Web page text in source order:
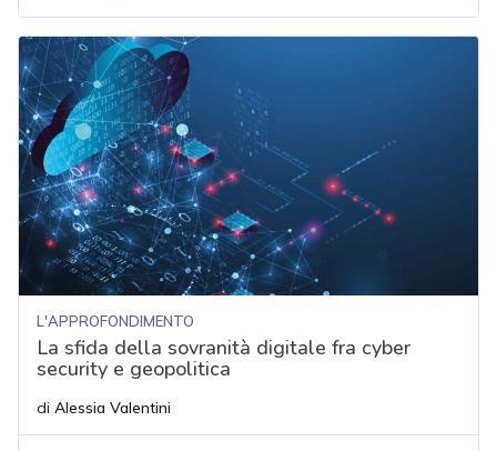
L'APPROFONDIMENTO
La sfida della sovranità digitale fra cyber
security e geopolitica
di Alessia Valentini